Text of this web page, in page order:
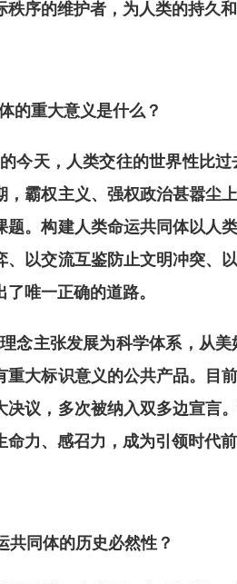
序的维护者，为人类的持久
的重大意义是什么？
今天，人类交往的世界性比
，霸权主义、强权政治甚嚣尘
题。构建人类命运共同体以人
、以交流互鉴防止文明冲突、
唯一正确的道路。
念主张发展为科学体系，从
重大标识意义的公共产品。目
决议，多次被纳入双多边宣言
力、感召力，成为引领时代前
共同体的历史必然性？